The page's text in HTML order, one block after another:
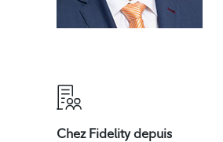
Chez Fidelity depuis